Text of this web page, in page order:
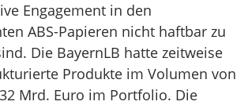
Engagement in den
ABS-Papieren nicht haftbar zu
Die BayernLB hatte zeitweise
Produkte im Volumen von
Mrd. Euro im Portfolio. Die